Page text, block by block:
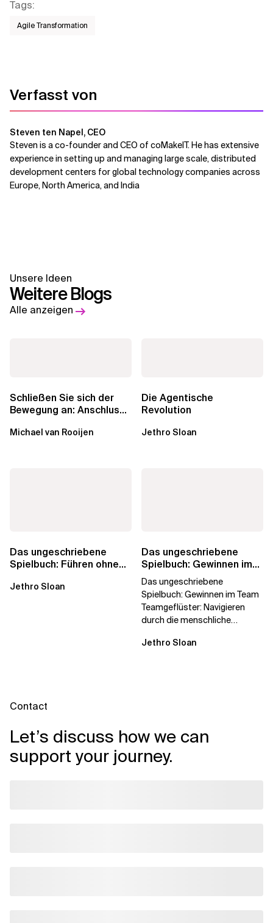
Tags:
Agile Transformation
Verfasst von
Steven ten Napel, CEO
Steven is a co-founder and CEO of coMakeIT. He has extensive
experience in setting up and managing large scale, distributed
development centers for global technology companies across
Europe, North America, and India
Unsere Ideen
Weitere Blogs
Alle anzeigen
Schließen Sie sich der
Bewegung an: Anschluss
Michael van Rooijen
Die Agentische
Revolution
Jethro Sloan
Das ungeschriebene
Spielbuch: Führen ohne
Jethro Sloan
Das ungeschriebene
Spielbuch: Gewinnen im
Team
Das ungeschriebene
Spielbuch: Gewinnen im Team
Teamgeflüster: Navigieren
durch die menschliche
vorbereitet hat „Wir...
Jethro Sloan
Contact
Let’s discuss how we can
support your journey.